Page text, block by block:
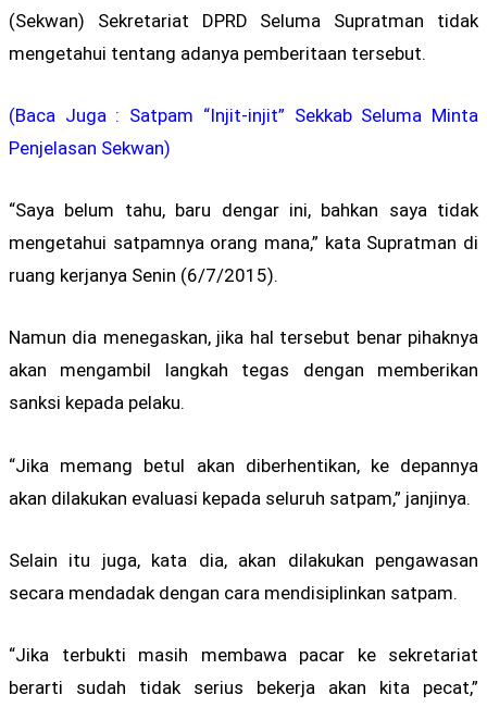
(Sekwan) Sekretariat DPRD Seluma Supratman tidak
mengetahui tentang adanya pemberitaan tersebut.
(Baca Juga : Satpam “Injit-injit” Sekkab Seluma Minta
Penjelasan Sekwan)
“Saya belum tahu, baru dengar ini, bahkan saya tidak
mengetahui satpamnya orang mana,” kata Supratman di
ruang kerjanya Senin (6/7/2015).
Namun dia menegaskan, jika hal tersebut benar pihaknya
akan mengambil langkah tegas dengan memberikan
sanksi kepada pelaku.
“Jika memang betul akan diberhentikan, ke depannya
akan dilakukan evaluasi kepada seluruh satpam,” janjinya.
Selain itu juga, kata dia, akan dilakukan pengawasan
secara mendadak dengan cara mendisiplinkan satpam.
“Jika terbukti masih membawa pacar ke sekretariat
berarti sudah tidak serius bekerja akan kita pecat,”